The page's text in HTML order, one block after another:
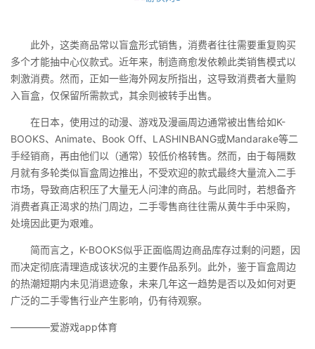
此外，这类商品常以盲盒形式销售，消费者往往需要重复购买
多个才能抽中心仪款式。近年来，制造商愈发依赖此类销售模式以
刺激消费。然而，正如一些海外网友所指出，这导致消费者大量购
入盲盒，仅保留所需款式，其余则被转手出售。
在日本，使用过的动漫、游戏及漫画周边通常被出售给如K-
BOOKS、Animate、Book Off、LASHINBANG或Mandarake等二
手经销商，再由他们以（通常）较低价格转售。然而，由于每隔数
月就有多轮类似盲盒周边推出，不受欢迎的款式最终大量流入二手
市场，导致商店积压了大量无人问津的商品。与此同时，若想备齐
消费者真正渴求的热门周边，二手零售商往往需从黄牛手中采购，
处境因此更为艰难。
简而言之，K-BOOKS似乎正面临周边商品库存过剩的问题，因
而决定彻底清理造成该状况的主要作品系列。此外，鉴于盲盒周边
的热潮短期内未见消退迹象，未来几年这一趋势是否以及如何对更
广泛的二手零售行业产生影响，仍有待观察。
————爱游戏app体育